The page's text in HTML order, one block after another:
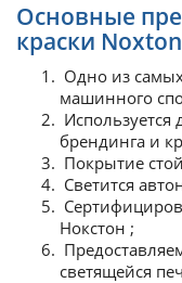
Основные
краски
Одно из
машинного
Используется
брендинга и
Покрытие
Светится
Нокстон ;
светящейся